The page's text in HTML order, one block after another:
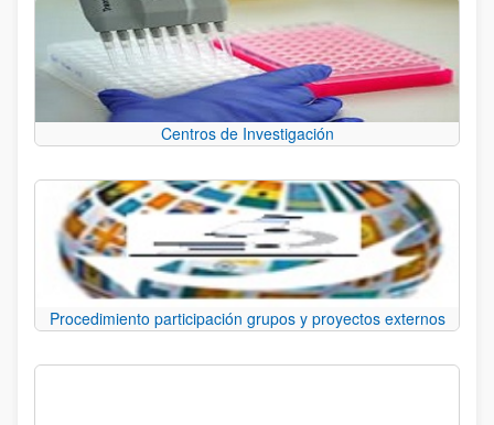
Centros de Investigación
Procedimiento participación grupos y proyectos externos